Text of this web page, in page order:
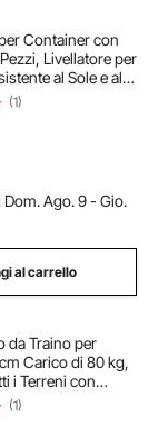
ripiegabili
Container con
Livellatore per
al Sole e alla
Container per
per il Settore delle
(1)
Dom. Ago. 9 - Gio.
al carrello
da Traino per
Carico di 80 kg,
i Terreni con
Multiuso, Regalo
Bambini,
Rosso
(1)